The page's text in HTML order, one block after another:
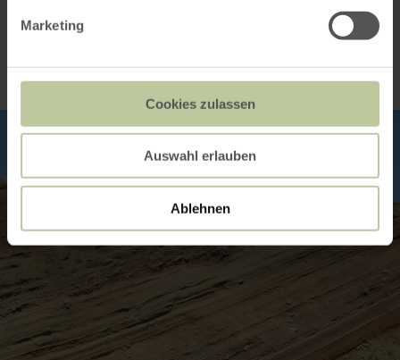
Marketing
Cookies zulassen
Auswahl erlauben
Ablehnen
Impressies